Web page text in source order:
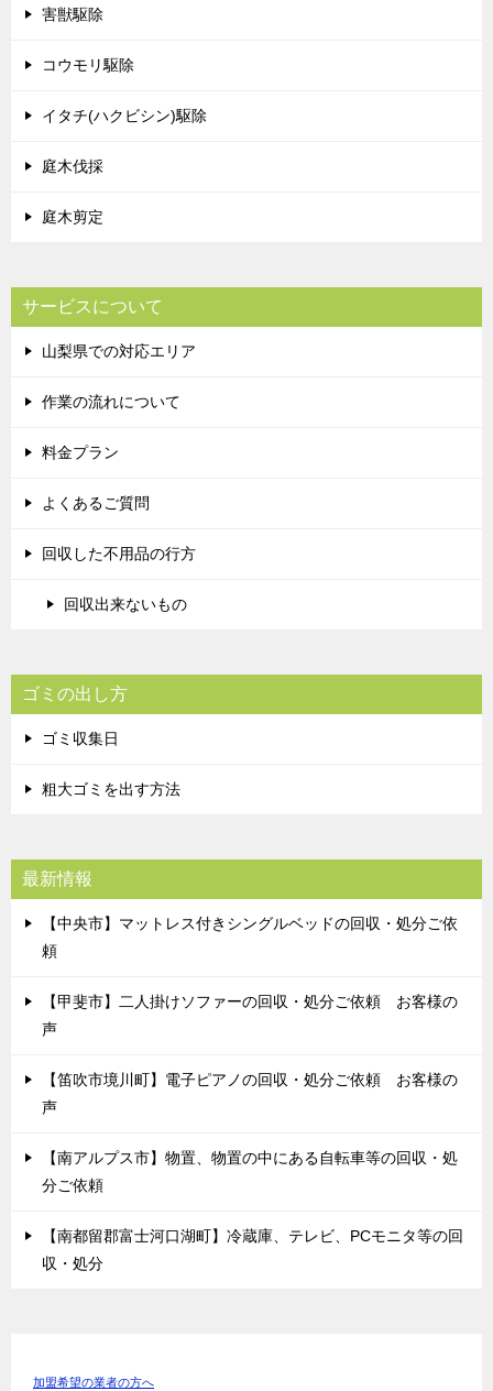
害獣駆除
コウモリ駆除
イタチ(ハクビシン)駆除
庭木伐採
庭木剪定
サービスについて
山梨県での対応エリア
作業の流れについて
料金プラン
よくあるご質問
回収した不用品の行方
回収出来ないもの
ゴミの出し方
ゴミ収集日
粗大ゴミを出す方法
最新情報
【中央市】マットレス付きシングルベッドの回収・処分ご依
頼
【甲斐市】二人掛けソファーの回収・処分ご依頼 お客様の
声
【笛吹市境川町】電子ピアノの回収・処分ご依頼 お客様の
声
【南アルプス市】物置、物置の中にある自転車等の回収・処
分ご依頼
【南都留郡富士河口湖町】冷蔵庫、テレビ、PCモニタ等の回
収・処分
加盟希望の業者の方へ